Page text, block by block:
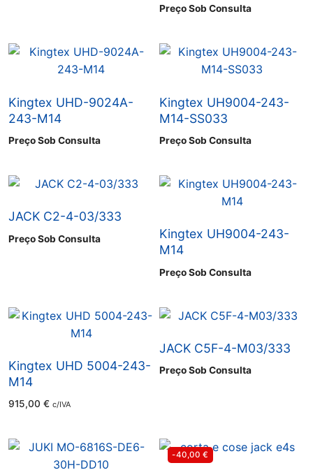
Preço Sob Consulta
Kingtex UHD-9024A-
243-M14
Preço Sob Consulta
Kingtex UH9004-243-
M14-SS033
Preço Sob Consulta
JACK C2-4-03/333
Preço Sob Consulta
Kingtex UH9004-243-
M14
Preço Sob Consulta
Kingtex UHD 5004-243-
M14
915,00 € c/IVA
JACK C5F-4-M03/333
Preço Sob Consulta
-40,00 €